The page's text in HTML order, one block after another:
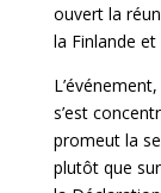
ouvert la
la Finlande et
s’est
promeut la
plutôt que